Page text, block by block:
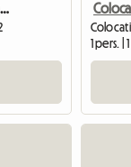
COLOCATION MAISON avec jardin NIVELLES –
1 pers. |